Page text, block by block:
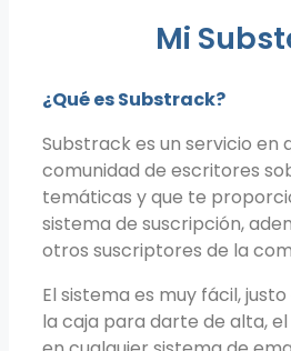
Mi
¿Qué es Substrack?
Substrack es un servicio en
comunidad de escritores
temáticas y que te
sistema de suscripción,
otros suscriptores de la
El sistema es muy fácil,
la caja para darte de alta,